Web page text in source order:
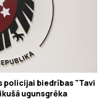
policijai biedrības "Tavi
ugunsgrēka